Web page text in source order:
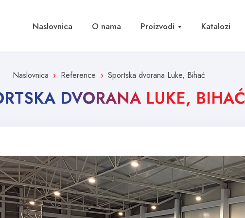
Naslovnica O nama Proizvodi Katalozi
Naslovnica Reference Sportska dvorana Luke, Bihać
DVORANA LUKE, BIHAĆ